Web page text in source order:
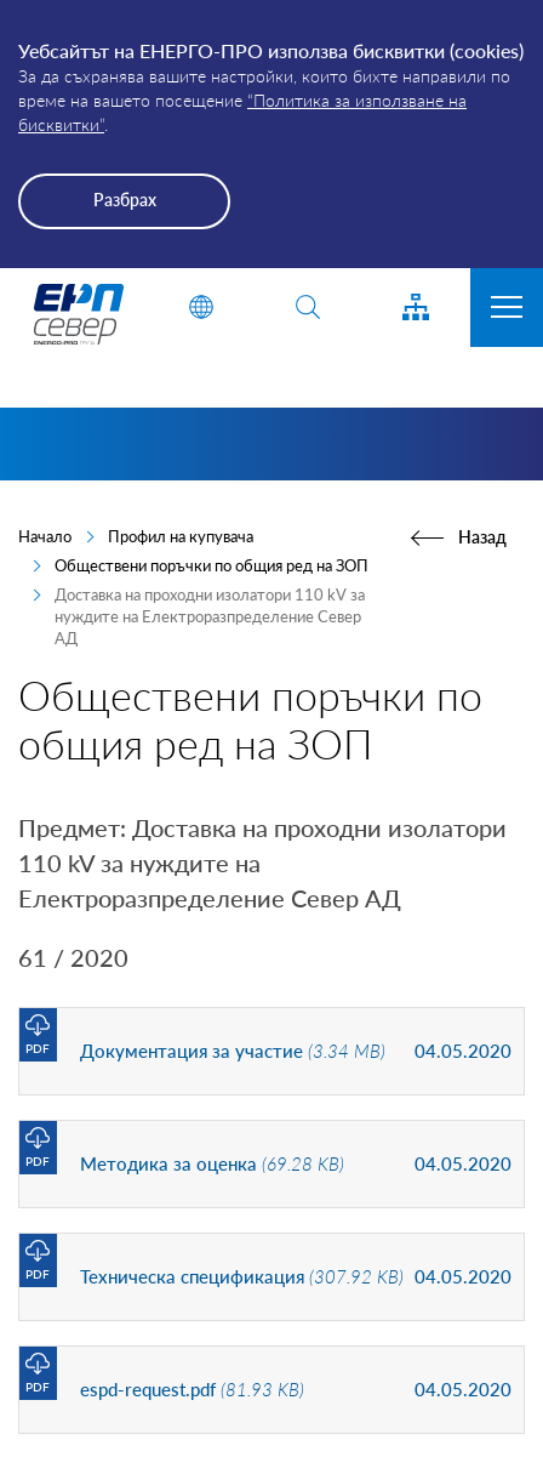
Уебсайтът на ЕНЕРГО-ПРО използва бисквитки (cookies)
За да съхранява вашите настройки, които бихте направили по
време на вашето посещение “Политика за използване на
бисквитки”
Разбрах
Въведете дума или фраза
Energo-
ПРЕКЪСВАНИЯ
КЛИЕНТИ
ТЪРГОВЦИ
ТЪРГОВЕ И ПРОДАЖБИ
MYENERGO-PRO
Начало
Профил на купувача
Обществени поръчки по общия ред на ЗОП
Доставка на проходни изолатори 110 kV за
нуждите на Електроразпределение Север
АД
Назад
Обществени поръчки по
общия ред на ЗОП
Предмет: Доставка на проходни изолатори
110 kV за нуждите на
Електроразпределение Север АД
61 / 2020
Документация за участие (3.34 MB) 04.05.2020
PDF
Методика за оценка (69.28 KB) 04.05.2020
PDF
Техническа спецификация (307.92 KB) 04.05.2020
PDF
espd-request.pdf (81.93 KB) 04.05.2020
PDF